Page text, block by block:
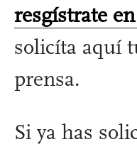
resgístrate
solicíta aquí
prensa.
Si ya has